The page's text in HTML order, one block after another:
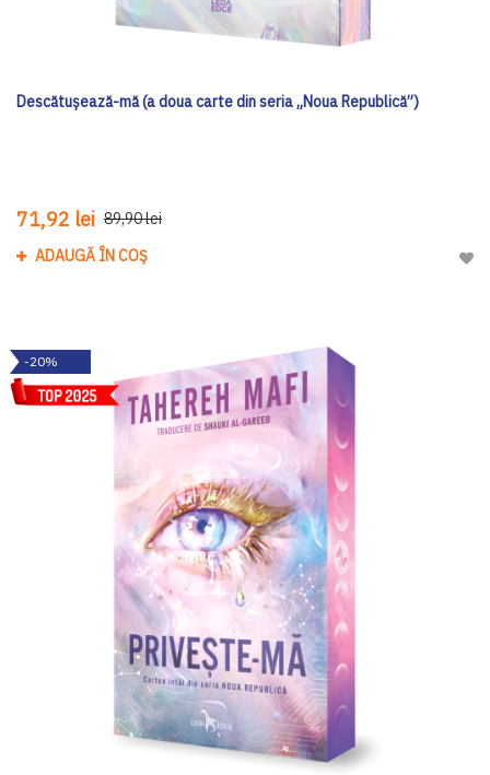
Descătușează-mă (a doua carte din seria „Noua Republică”)
71,92 lei 89,90 lei
ADAUGĂ ÎN COȘ
-20%